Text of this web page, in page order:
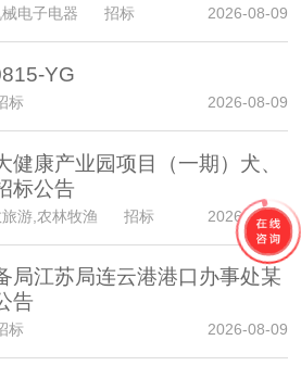
械电子电器 招标 2026-08-09
YG
标 2026-08-09
健康产业园项目（一期）犬、
标公告
旅游,农林牧渔 招标 2026-08-09
局江苏局连云港港口办事处某
告
标 2026-08-09